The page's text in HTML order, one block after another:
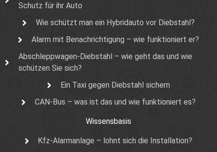
Schutz für ihr Auto
Wie schützt man ein Hybridauto vor Diebstahl?
Alarm mit Benachrichtigung – wie funktioniert er?
Abschleppwagen-Diebstahl – wie geht das und wie
schützen Sie sich?
Ein Taxi gegen Diebstahl sichern
CAN-Bus – was ist das und wie funktioniert es?
Wissensbasis
Kfz-Alarmanlage – lohnt sich die Installation?